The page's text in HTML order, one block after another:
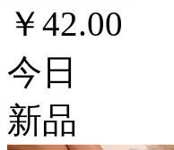
￥42.00
今日
新品